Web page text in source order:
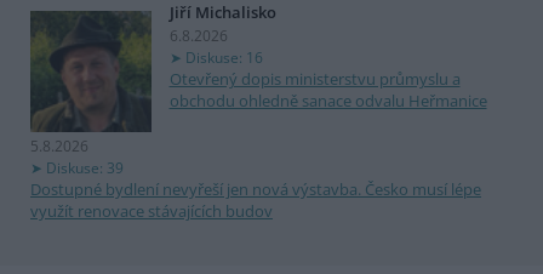
Jiří Michalisko
6.8.2026
Diskuse: 16
Otevřený dopis ministerstvu průmyslu a
obchodu ohledně sanace odvalu Heřmanice
5.8.2026
Diskuse: 39
Dostupné bydlení nevyřeší jen nová výstavba. Česko musí lépe
využít renovace stávajících budov